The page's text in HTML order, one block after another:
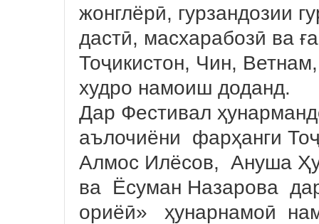
жонглёрӣ, гурзандозии
дастӣ, масхарабозӣ ва
Тоҷикистон, Чин,
худро намоиш доданд.
Дар Фестивал
аълочиёни фарҳанги
Алмос Илёсов, Ануша
ва Ёсуман Назарова
ориёӣ» ҳунарнамоӣ